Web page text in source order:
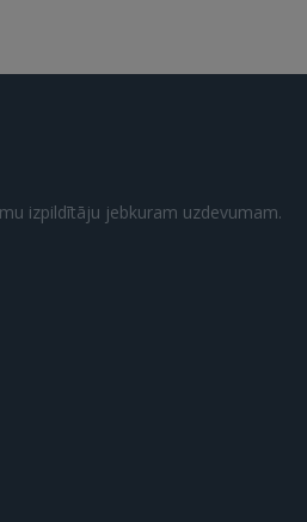
izpildītāju jebkuram uzdevumam.